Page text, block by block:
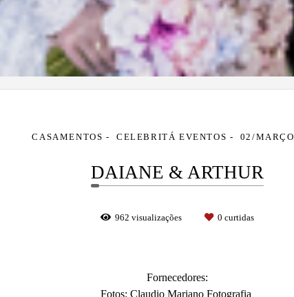
CASAMENTOS CELEBRITÁ EVENTOS 02/
DAIANE & ARTHUR
962 visualizações 0 curtidas
Fornecedores:
Fotos: Claudio Mariano Fotografia